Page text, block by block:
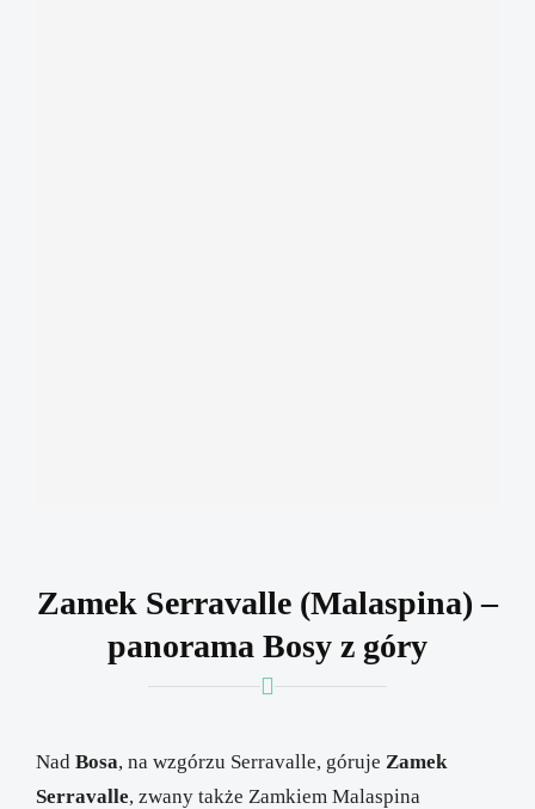
Zamek Serravalle (Malaspina) –
panorama Bosy z góry
Nad Bosa, na wzgórzu Serravalle, góruje Zamek
Serravalle, zwany także Zamkiem Malaspina